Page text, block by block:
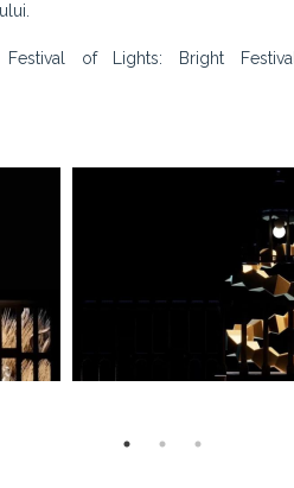
Festival of Lights: Bright